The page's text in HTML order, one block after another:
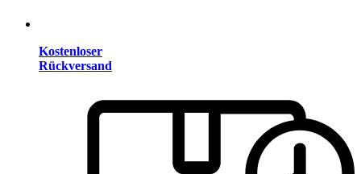
Kostenloser
Rückversand